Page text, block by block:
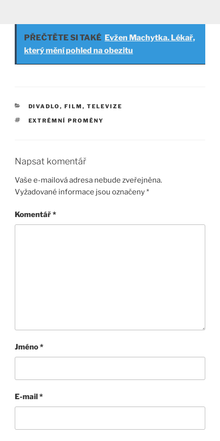
PŘEČTĚTE SI TAKÉ Evžen Machytka. Lékař,
který mění pohled na obezitu
RUBRIKY
DIVADLO, FILM, TELEVIZE
ŠTÍTKY
EXTRÉMNÍ PROMĚNY
Napsat komentář
Vaše e-mailová adresa nebude zveřejněna.
Vyžadované informace jsou označeny*
Komentář*
Jméno*
E-mail*